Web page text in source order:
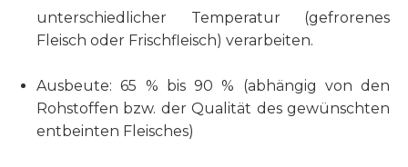
unterschiedlicher Temperatur (gefrorenes
Fleisch oder Frischfleisch) verarbeiten.
Ausbeute: 65 % bis 90 % (abhängig von den
Rohstoffen bzw. der Qualität des gewünschten
entbeinten Fleisches)